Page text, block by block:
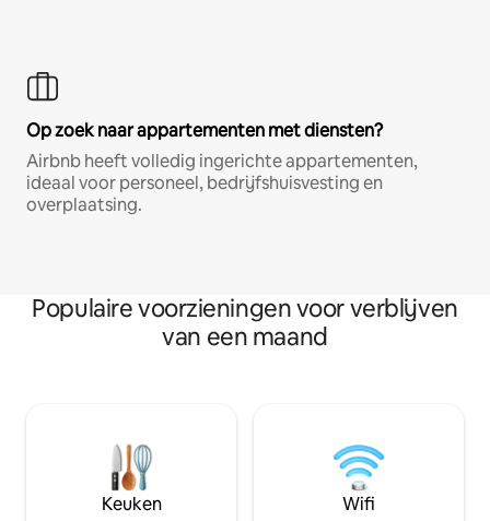
Op zoek naar appartementen met diensten?
Airbnb heeft volledig ingerichte appartementen,
ideaal voor personeel, bedrijfshuisvesting en
overplaatsing.
Populaire voorzieningen voor verblijven
van een maand
Keuken Wifi